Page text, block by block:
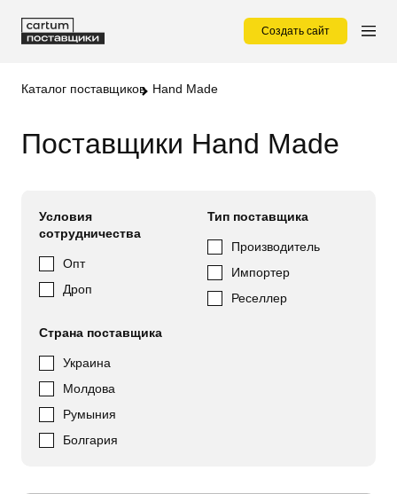
Создать сайт
Каталог поставщиков Hand Made
Поставщики Hand Made
Условия
сотрудничества
Опт
Дроп
Тип поставщика
Производитель
Импортер
Реселлер
Страна поставщика
Украина
Молдова
Румыния
Болгария